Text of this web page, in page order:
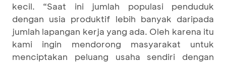
kecil. “Saat ini jumlah populasi penduduk
dengan usia produktif lebih banyak daripada
jumlah lapangan kerja yang ada. Oleh karena itu
kami ingin mendorong masyarakat untuk
menciptakan peluang usaha sendiri dengan